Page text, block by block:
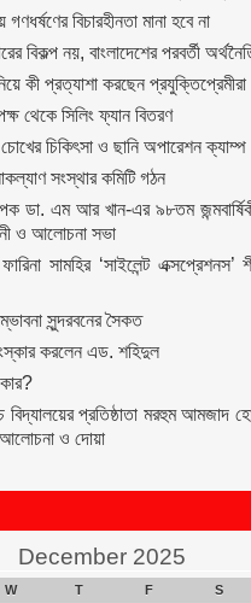
গণধর্ষণের বিচারহীনতা মানা হবে না
বিকল্প নয়, বাংলাদেশের পরবর্তী
কী প্রত্যাশা করছেন প্রযুক্তিপ্রেমীরা
থেকে সিলিং ফ্যান বিতরণ
চোখের চিকিৎসা ও ছানি অপারেশন ক্যাম্প
সংস্থার কমিটি গঠন
ডা. এম আর খান-এর ৯৮তম
ও আলোচনা সভা
সামহির ‘সাইলেন্ট
সুন্দরবনের সৈকত
করলেন এড. শহিদুল
প্রতিষ্ঠাতা মরহুম আমজাদ
আলোচনা ও দোয়া
December 2025
W T F S